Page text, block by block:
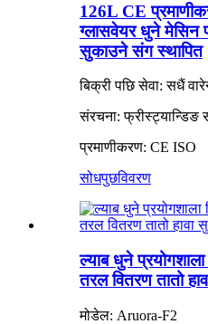
126L CE
ग्लासवेयर धुने मेसिन
सुकाउने संग स्थापित
बिक्री पछि सेवा: सधैं
संरचना: फ्रीस्ट्यान्डिङ
प्रमाणीकरण: CE ISO
सोधपुछविवरण
ल्याब धुने
तरल वितरण तातो
मोडेल: Aruora-F2